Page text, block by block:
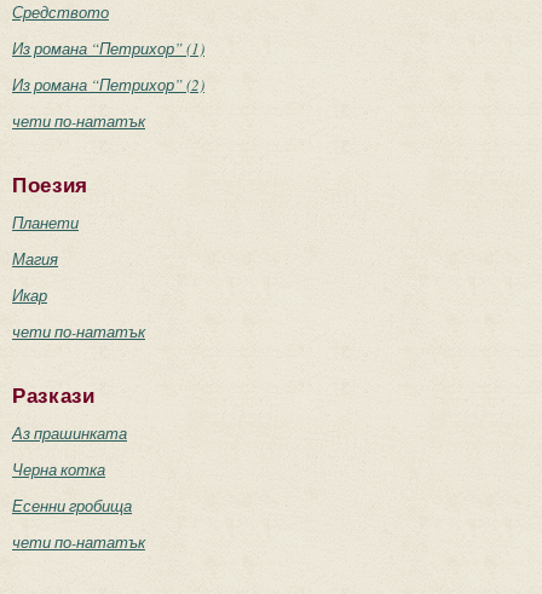
Средството
Из романа “Петрихор” (1)
Из романа “Петрихор” (2)
чети по-нататък
Поезия
Планети
Магия
Икар
чети по-нататък
Разкази
Аз прашинката
Черна котка
Есенни гробища
чети по-нататък